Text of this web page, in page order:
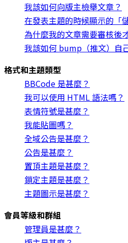
我該如何向版主檢舉文章？
在發表主題的時候顯示的「
為什麼我的文章需要審核後
我該如何 bump（推文）自
格式和主題類型
BBCode 是甚麼？
我可以使用 HTML 語法嗎？
表情符號是甚麼？
我能貼圖嗎？
全域公告是甚麼？
公告是甚麼？
置頂主題是甚麼？
鎖定主題是甚麼？
主題圖示是甚麼？
會員等級和群組
管理員是甚麼？